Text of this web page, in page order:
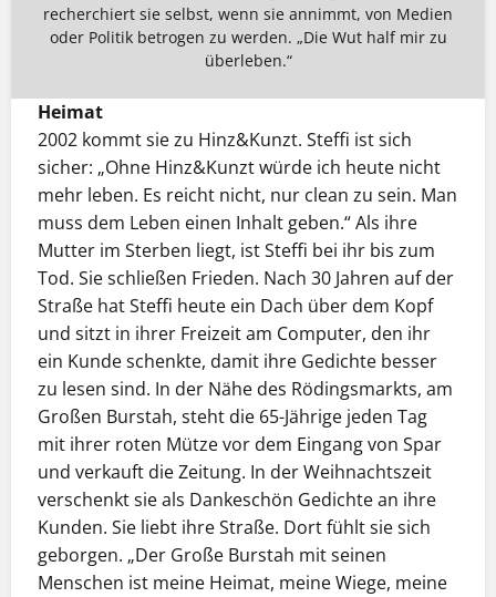
recherchiert sie selbst, wenn sie annimmt, von Medien
oder Politik betrogen zu werden. „Die Wut half mir zu
überleben.“
Heimat
2002 kommt sie zu Hinz&Kunzt. Steffi ist sich
sicher: „Ohne Hinz&Kunzt würde ich heute nicht
mehr leben. Es reicht nicht, nur clean zu sein. Man
muss dem Leben einen Inhalt geben.“ Als ihre
Mutter im Sterben liegt, ist Steffi bei ihr bis zum
Tod. Sie schließen Frieden. Nach 30 Jahren auf der
Straße hat Steffi heute ein Dach über dem Kopf
und sitzt in ihrer Freizeit am Computer, den ihr
ein Kunde schenkte, damit ihre Gedichte besser
zu lesen sind. In der Nähe des Rödingsmarkts, am
Großen Burstah, steht die 65-Jährige jeden Tag
mit ihrer roten Mütze vor dem Eingang von Spar
und verkauft die Zeitung. In der Weihnachtszeit
verschenkt sie als Dankeschön Gedichte an ihre
Kunden. Sie liebt ihre Straße. Dort fühlt sie sich
geborgen. „Der Große Burstah mit seinen
Menschen ist meine Heimat, meine Wiege, meine